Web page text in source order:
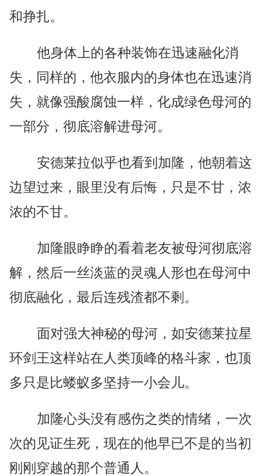
和挣扎。
他身体上的各种装饰在迅速融化消
失，同样的，他衣服内的身体也在迅速消
失，就像强酸腐蚀一样，化成绿色母河的
一部分，彻底溶解进母河。
安德莱拉似乎也看到加隆，他朝着这
边望过来，眼里没有后悔，只是不甘，浓
浓的不甘。
加隆眼睁睁的看着老友被母河彻底溶
解，然后一丝淡蓝的灵魂人形也在母河中
彻底融化，最后连残渣都不剩。
面对强大神秘的母河，如安德莱拉星
环剑王这样站在人类顶峰的格斗家，也顶
多只是比蝼蚁多坚持一小会儿。
加隆心头没有感伤之类的情绪，一次
次的见证生死，现在的他早已不是的当初
刚刚穿越的那个普通人。